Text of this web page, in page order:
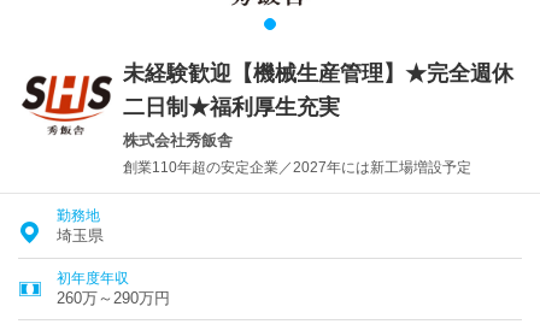
未経験歓迎【機械生産管理】★完全週休
二日制★福利厚生充実
株式会社秀飯舎
創業110年超の安定企業／2027年には新工場増設予定
勤務地
埼玉県
初年度年収
260万～290万円